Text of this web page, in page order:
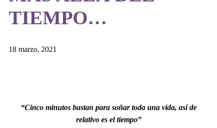
TIEMPO…
18 marzo, 2021
“Cinco minutos bastan para soñar toda una vida, así de
relativo es el tiempo”